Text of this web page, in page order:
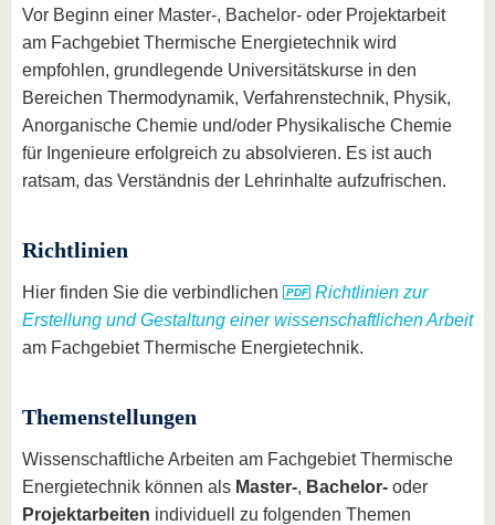
Vor Beginn einer Master-, Bachelor- oder Projektarbeit
am Fachgebiet Thermische Energietechnik wird
empfohlen, grundlegende Universitätskurse in den
Bereichen Thermodynamik, Verfahrenstechnik, Physik,
Anorganische Chemie und/oder Physikalische Chemie
für Ingenieure erfolgreich zu absolvieren. Es ist auch
ratsam, das Verständnis der Lehrinhalte aufzufrischen.
Richtlinien
Hier finden Sie die verbindlichen
Richtlinien zur
Erstellung und Gestaltung einer wissenschaftlichen Arbeit
am Fachgebiet Thermische Energietechnik.
Themenstellungen
Wissenschaftliche Arbeiten am Fachgebiet Thermische
Energietechnik können als Master-, Bachelor- oder
Projektarbeiten individuell zu folgenden Themen